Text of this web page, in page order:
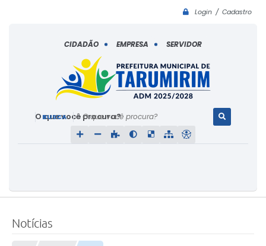
Login / Cadastro
O que você procura?
CIDADÃO EMPRESA SERVIDOR
Notícias